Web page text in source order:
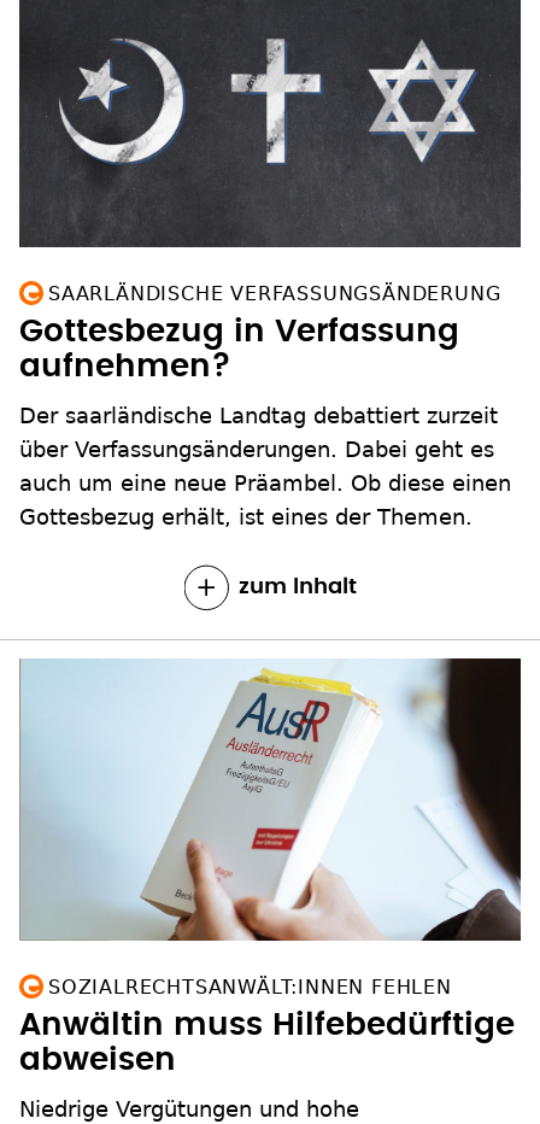
SAARLÄNDISCHE VERFASSUNGSÄNDERUNG
Gottesbezug in Verfassung
aufnehmen?
Der saarländische Landtag debattiert zurzeit
über Verfassungsänderungen. Dabei geht es
auch um eine neue Präambel. Ob diese einen
Gottesbezug erhält, ist eines der Themen.
zum Inhalt
SOZIALRECHTSANWÄLT:INNEN FEHLEN
Anwältin muss Hilfebedürftige
abweisen
Niedrige Vergütungen und hohe